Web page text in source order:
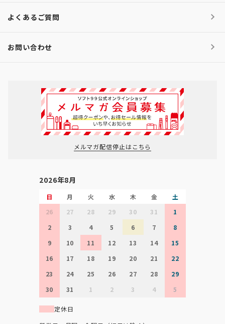
よくあるご質問
お問い合わせ
メルマガ配信停止はこちら
2026年8月
日 月 火 水 木 金
土
26
27 28 29 30 31
1
2
3 4 5 6 7
8
9
10 11 12 13 14
15
16
17 18 19 20 21
22
23
24 25 26 27 28
29
30
31 1 2 3 4 5
定休日